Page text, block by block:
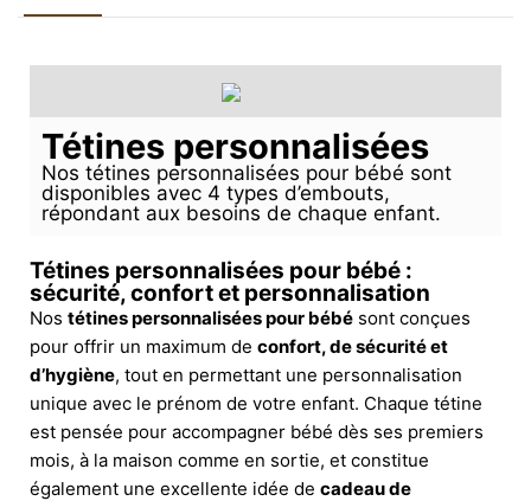
Tétines personnalisées
Nos tétines personnalisées pour bébé sont
disponibles avec 4 types d’embouts,
répondant aux besoins de chaque enfant.
Tétines personnalisées pour bébé :
sécurité, confort et personnalisation
Nos tétines personnalisées pour bébé sont conçues
pour offrir un maximum de confort, de sécurité et
d’hygiène, tout en permettant une personnalisation
unique avec le prénom de votre enfant. Chaque tétine
est pensée pour accompagner bébé dès ses premiers
mois, à la maison comme en sortie, et constitue
également une excellente idée de cadeau de